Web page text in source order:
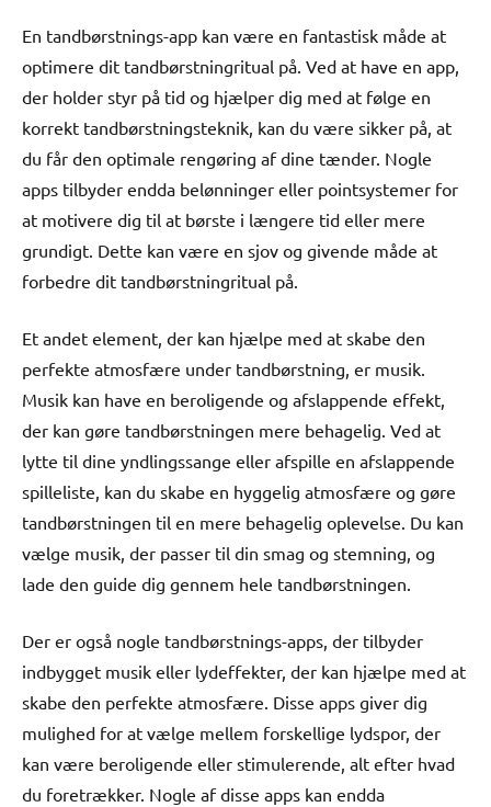
En tandbørstnings-app kan være en fantastisk måde at
optimere dit tandbørstningritual på. Ved at have en app,
der holder styr på tid og hjælper dig med at følge en
korrekt tandbørstningsteknik, kan du være sikker på, at
du får den optimale rengøring af dine tænder. Nogle
apps tilbyder endda belønninger eller pointsystemer for
at motivere dig til at børste i længere tid eller mere
grundigt. Dette kan være en sjov og givende måde at
forbedre dit tandbørstningritual på.
Et andet element, der kan hjælpe med at skabe den
perfekte atmosfære under tandbørstning, er musik.
Musik kan have en beroligende og afslappende effekt,
der kan gøre tandbørstningen mere behagelig. Ved at
lytte til dine yndlingssange eller afspille en afslappende
spilleliste, kan du skabe en hyggelig atmosfære og gøre
tandbørstningen til en mere behagelig oplevelse. Du kan
vælge musik, der passer til din smag og stemning, og
lade den guide dig gennem hele tandbørstningen.
Der er også nogle tandbørstnings-apps, der tilbyder
indbygget musik eller lydeffekter, der kan hjælpe med at
skabe den perfekte atmosfære. Disse apps giver dig
mulighed for at vælge mellem forskellige lydspor, der
kan være beroligende eller stimulerende, alt efter hvad
du foretrækker. Nogle af disse apps kan endda